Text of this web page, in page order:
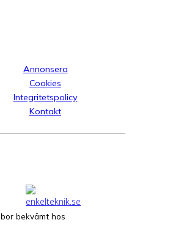
Annonsera
Cookies
Integritetspolicy
Kontakt
bor bekvämt hos